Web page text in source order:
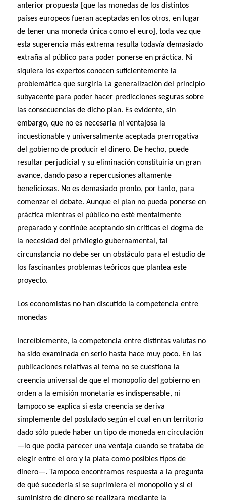
anterior propuesta [que las monedas de los distintos
países europeos fueran aceptadas en los otros, en lugar
de tener una moneda única como el euro], toda vez que
esta sugerencia más extrema resulta todavía demasiado
extraña al público para poder ponerse en práctica. Ni
siquiera los expertos conocen suficientemente la
problemática que surgiría La generalización del principio
subyacente para poder hacer predicciones seguras sobre
las consecuencias de dicho plan. Es evidente, sin
embargo, que no es necesaria ni ventajosa la
incuestionable y universalmente aceptada prerrogativa
del gobierno de producir el dinero. De hecho, puede
resultar perjudicial y su eliminación constituiría un gran
avance, dando paso a repercusiones altamente
beneficiosas. No es demasiado pronto, por tanto, para
comenzar el debate. Aunque el plan no pueda ponerse en
práctica mientras el público no esté mentalmente
preparado y continúe aceptando sin críticas el dogma de
la necesidad del privilegio gubernamental, tal
circunstancia no debe ser un obstáculo para el estudio de
los fascinantes problemas teóricos que plantea este
proyecto.
Los economistas no han discutido la competencia entre
monedas
Increíblemente, la competencia entre distintas valutas no
ha sido examinada en serio hasta hace muy poco. En las
publicaciones relativas al tema no se cuestiona la
creencia universal de que el monopolio del gobierno en
orden a la emisión monetaria es indispensable, ni
tampoco se explica si esta creencia se deriva
simplemente del postulado según el cual en un territorio
dado sólo puede haber un tipo de moneda en circulación
—lo que podía parecer una ventaja cuando se trataba de
elegir entre el oro y la plata como posibles tipos de
dinero—. Tampoco encontramos respuesta a la pregunta
de qué sucedería si se suprimiera el monopolio y si el
suministro de dinero se realizara mediante la